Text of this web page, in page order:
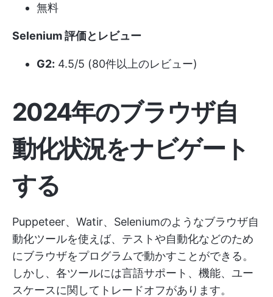
無料
Selenium 評価とレビュー
G2: 4.5/5 (80件以上のレビュー)
2024年のブラウザ自
動化状況をナビゲート
する
Puppeteer、Watir、Seleniumのようなブラウザ自
動化ツールを使えば、テストや自動化などのため
にブラウザをプログラムで動かすことができる。
しかし、各ツールには言語サポート、機能、ユー
スケースに関してトレードオフがあります。